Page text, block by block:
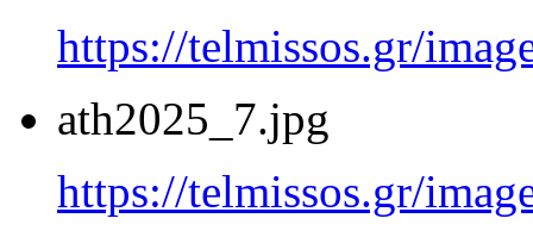
https://telmissos.gr/
ath2025_7.jpg
https://telmissos.gr/